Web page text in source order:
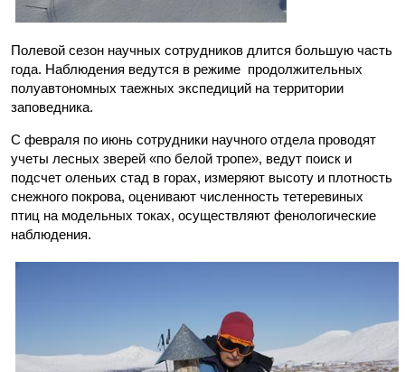
Полевой сезон научных сотрудников длится большую часть
года. Наблюдения ведутся в режиме продолжительных
полуавтономных таежных экспедиций на территории
заповедника.
С февраля по июнь сотрудники научного отдела проводят
учеты лесных зверей «по белой тропе», ведут поиск и
подсчет оленьих стад в горах, измеряют высоту и плотность
снежного покрова, оценивают численность тетеревиных
птиц на модельных токах, осуществляют фенологические
наблюдения.